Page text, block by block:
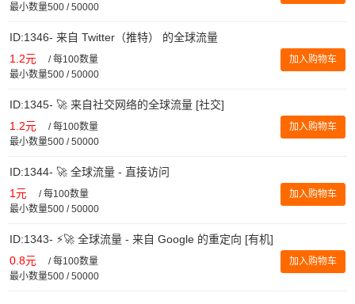
最小数量500 / 50000
ID:1346- 来自 Twitter（推特） 的全球流量
1.2元 /每100数量
最小数量500 / 50000
加入购物车
ID:1345- 🚀 来自社交网络的全球流量 [社交]
1.2元 /每100数量
最小数量500 / 50000
加入购物车
ID:1344- 🚀 全球流量 - 直接访问
1元 /每100数量
最小数量500 / 50000
加入购物车
ID:1343- ⚡️🚀 全球流量 - 来自 Google 的重定向 [有机]
0.8元 /每100数量
最小数量500 / 50000
加入购物车